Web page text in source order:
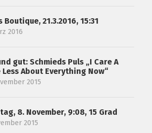
Boutique, 21.3.2016, 15:31
2016
gut: Schmieds Puls „I Care A
About Everything Now“
2015
8. November, 9:08, 15 Grad
2015